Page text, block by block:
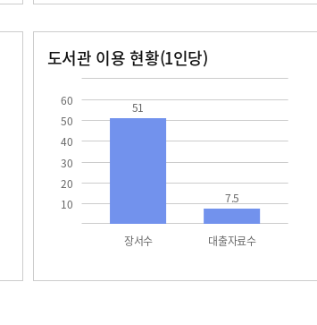
도서관 이용 현황(1인당)
10
20
30
40
50
60
장서수 대출자료수
51
7.5